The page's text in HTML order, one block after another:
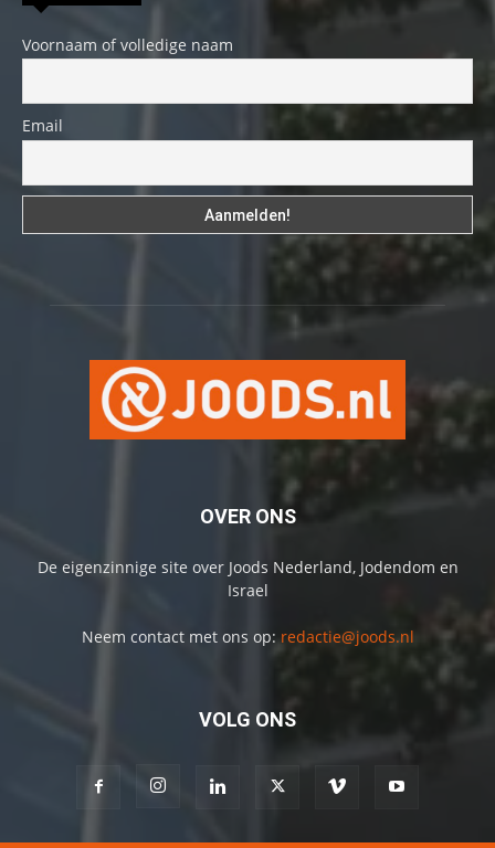
Voornaam of volledige naam
Email
OVER ONS
De eigenzinnige site over Joods Nederland, Jodendom en
Israel
Neem contact met ons op: redactie@joods.nl
VOLG ONS